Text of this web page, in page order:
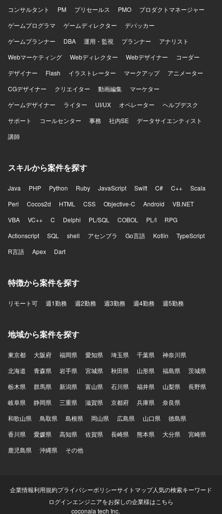
コンサルタント
PM プリセールス PMO
プロダクトマネージャー
ゲームプログラマ
ゲームディレクター
デバッカー
ゲームプランナー
DBA 運用・監視 プランナー
アナリスト
Webマーケティング
Webディレクター Webデザイナー
コーダー
デザイナー
Flash イラストレーター マークアップ
アニメーター
CGデザイナー
クリエイター 動画編集
マーケター
ゲームデザイナー
ライター UI/UX オペレーター
ヘルプデスク
サポート
コールセンター 事務 社内SE
データサイエンティスト
講師
スキルから案件を探す
Java PHP Python Ruby JavaScript Swift C# C++
Scala
Perl
Cocos2d HTML CSS Objective-C Android
VB.NET
VBA
VC++ C Delphi PL/SQL COBOL PL/I
RPG
Actionscript
SQL shell アセンブラ Go言語 Kotlin
TypeScript
R言語
Apex Dart
特徴から案件を探す
リモート可 週1勤務 週2勤務 週3勤務 週4勤務 週5勤務
地域から案件を探す
東京都 大阪府 福岡県 愛知県 埼玉県 千葉県
神奈川県
北海道
青森県 岩手県 宮城県 秋田県 山形県 福島県
茨城県
栃木県
群馬県 新潟県 富山県 石川県 福井県 山梨県
長野県
岐阜県
静岡県 三重県 滋賀県 京都府 兵庫県
奈良県
和歌山県
鳥取県 島根県 岡山県 広島県 山口県
徳島県
香川県
愛媛県 高知県 佐賀県 長崎県 熊本県 大分県
宮崎県
鹿児島県
沖縄県 その他
企業情報利用規約プライバシーポリシーサイトマップ人気の検索キーワード
ログインエンジニアをお探しの企業様はこちら
coconala tech Inc.